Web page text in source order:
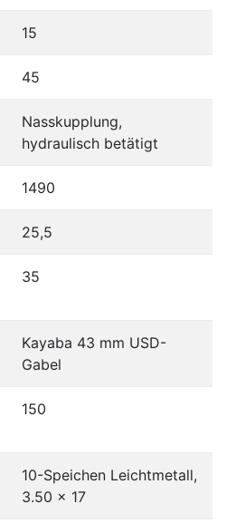
15
45
Nasskupplung,
hydraulisch betätigt
1490
25,5
35
Kayaba 43 mm USD-
Gabel
150
10-Speichen Leichtmetall,
3.50 x 17